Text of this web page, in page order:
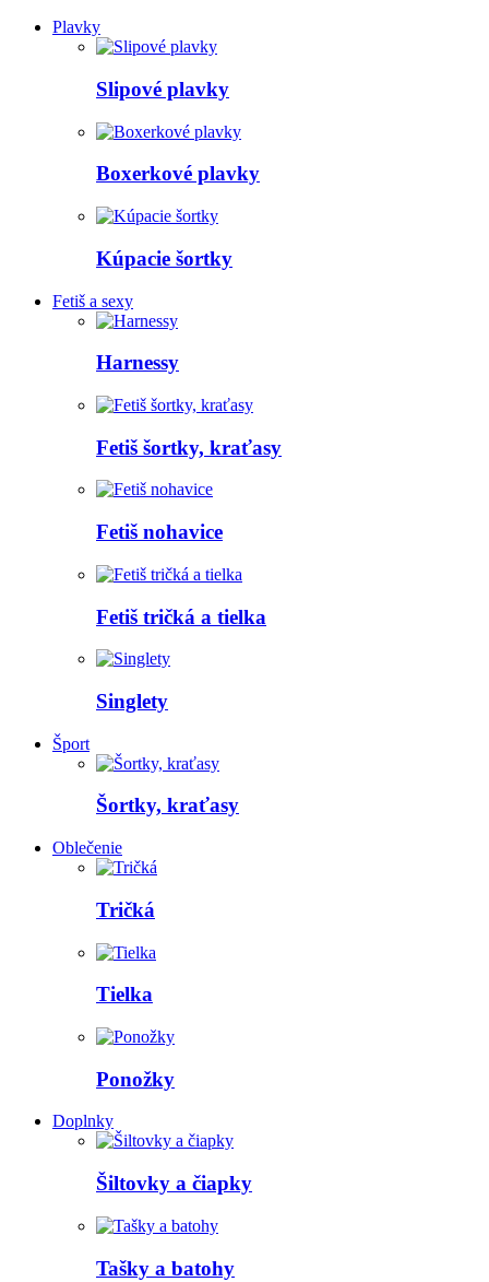
Plavky
Slipové plavky
Boxerkové plavky
Kúpacie šortky
Fetiš a sexy
Harnessy
Fetiš šortky, kraťasy
Fetiš nohavice
Fetiš tričká a tielka
Singlety
Šport
Šortky, kraťasy
Oblečenie
Tričká
Tielka
Ponožky
Doplnky
Šiltovky a čiapky
Tašky a batohy